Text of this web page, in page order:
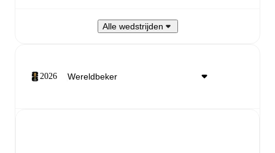
Alle wedstrijden
2026